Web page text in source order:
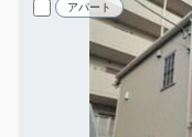
アパート